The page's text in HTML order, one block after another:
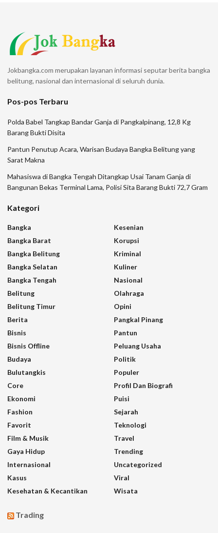
Jokbangka.com merupakan layanan informasi seputar berita bangka
belitung, nasional dan internasional di seluruh dunia.
Pos-pos Terbaru
Polda Babel Tangkap Bandar Ganja di Pangkalpinang, 12,8 Kg
Barang Bukti Disita
Pantun Penutup Acara, Warisan Budaya Bangka Belitung yang
Sarat Makna
Mahasiswa di Bangka Tengah Ditangkap Usai Tanam Ganja di
Bangunan Bekas Terminal Lama, Polisi Sita Barang Bukti 72,7 Gram
Kategori
Bangka
Bangka Barat
Bangka Belitung
Bangka Selatan
Bangka Tengah
Belitung
Belitung Timur
Berita
Bisnis
Bisnis Offline
Budaya
Bulutangkis
Core
Ekonomi
Fashion
Favorit
Film & Musik
Gaya Hidup
Internasional
Kasus
Kesehatan & Kecantikan
Kesenian
Korupsi
Kriminal
Kuliner
Nasional
Olahraga
Opini
Pangkal Pinang
Pantun
Peluang Usaha
Politik
Populer
Profil Dan Biografi
Puisi
Sejarah
Teknologi
Travel
Trending
Uncategorized
Viral
Wisata
Trading